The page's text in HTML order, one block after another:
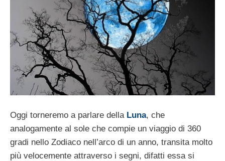
Oggi torneremo a parlare della Luna, che
analogamente al sole che compie un viaggio di 360
gradi nello Zodiaco nell’arco di un anno, transita molto
più velocemente attraverso i segni, difatti essa si